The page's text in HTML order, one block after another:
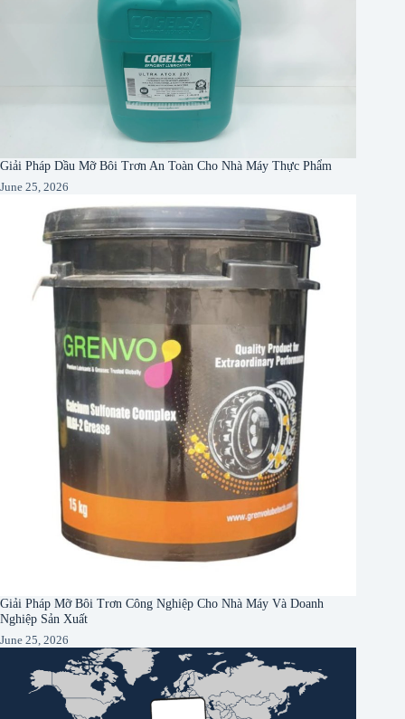
Giải Pháp Dầu Mỡ Bôi Trơn An Toàn Cho Nhà Máy Thực Phẩm
June 25, 2026
Giải Pháp Mỡ Bôi Trơn Công Nghiệp Cho Nhà Máy Và Doanh
Nghiệp Sản Xuất
June 25, 2026